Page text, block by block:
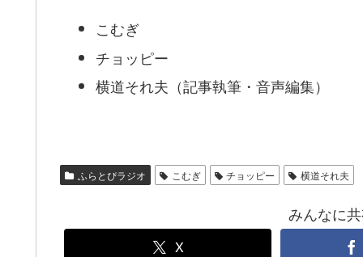
こむぎ
チョッピー
横道それ夫（記事執筆・音声編集）
ふらとぴラジオ こむぎ チョッピー 横道それ夫
みんなに
X